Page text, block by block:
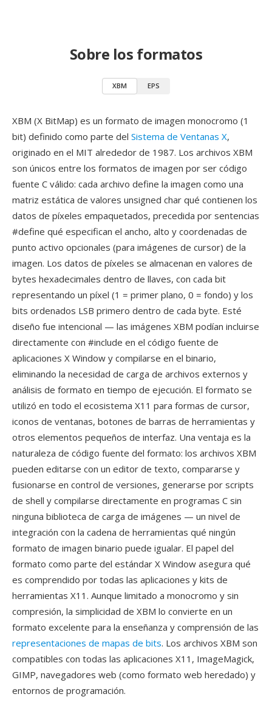
Sobre los formatos
XBM EPS
XBM (X BitMap) es un formato de imagen monocromo (1
bit) definido como parte del Sistema de Ventanas X,
originado en el MIT alrededor de 1987. Los archivos XBM
son únicos entre los formatos de imagen por ser código
fuente C válido: cada archivo define la imagen como una
matriz estática de valores unsigned char qué contienen los
datos de píxeles empaquetados, precedida por sentencias
#define qué especifican el ancho, alto y coordenadas de
punto activo opcionales (para imágenes de cursor) de la
imagen. Los datos de píxeles se almacenan en valores de
bytes hexadecimales dentro de llaves, con cada bit
representando un píxel (1 = primer plano, 0 = fondo) y los
bits ordenados LSB primero dentro de cada byte. Esté
diseño fue intencional — las imágenes XBM podían incluirse
directamente con #include en el código fuente de
aplicaciones X Window y compilarse en el binario,
eliminando la necesidad de carga de archivos externos y
análisis de formato en tiempo de ejecución. El formato se
utilizó en todo el ecosistema X11 para formas de cursor,
iconos de ventanas, botones de barras de herramientas y
otros elementos pequeños de interfaz. Una ventaja es la
naturaleza de código fuente del formato: los archivos XBM
pueden editarse con un editor de texto, compararse y
fusionarse en control de versiones, generarse por scripts
de shell y compilarse directamente en programas C sin
ninguna biblioteca de carga de imágenes — un nivel de
integración con la cadena de herramientas qué ningún
formato de imagen binario puede igualar. El papel del
formato como parte del estándar X Window asegura qué
es comprendido por todas las aplicaciones y kits de
herramientas X11. Aunque limitado a monocromo y sin
compresión, la simplicidad de XBM lo convierte en un
formato excelente para la enseñanza y comprensión de las
representaciones de mapas de bits. Los archivos XBM son
compatibles con todas las aplicaciones X11, ImageMagick,
GIMP, navegadores web (como formato web heredado) y
entornos de programación.